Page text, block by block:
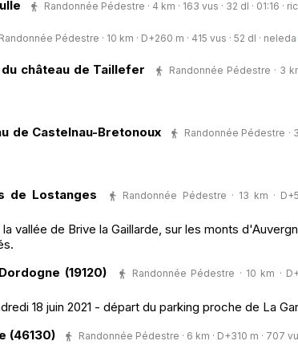
Randonnée Pédestre · 4 km · 163 vus · 32 dl · 01:16 ·
Randonnée Pédestre · 10 km · D+260 m · 415 vus · 52 dl · neleda
château de Taillefer
Randonnée Pédestre · 3
de Castelnau-Bretonoux
Randonnée Pédestre ·
de Lostanges
Randonnée Pédestre · 13 km ·
vallée de Brive la Gaillarde, sur les monts
(19120)
Randonnée Pédestre · 10 km ·
18 juin 2021 - départ du parking proche de La
(46130)
Randonnée Pédestre · 6 km · D+310 m · 707